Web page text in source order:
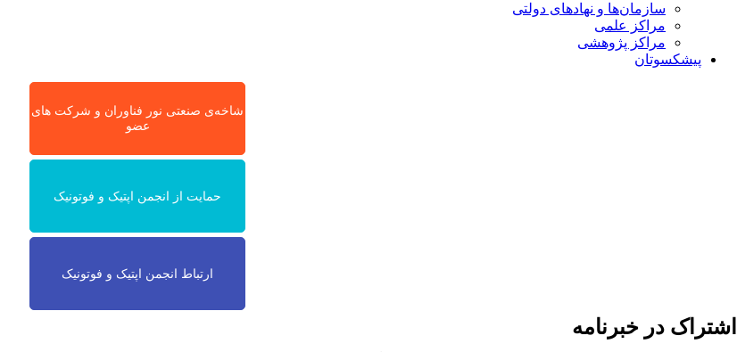
سازمان‌ها و نهادهای دولتی
مراکز علمی
مراکز پژوهشی
پیشکسوتان
شاخه‌ی صنعتی نور فناوران و شرکت های
عضو
حمایت از انجمن اپتیک و فوتونیک
ارتباط انجمن اپتیک و فوتونیک
اشتراک در خبرنامه